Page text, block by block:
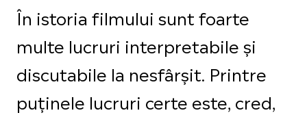
În istoria filmului sunt foarte
multe lucruri interpretabile și
discutabile la nesfârșit. Printre
puținele lucruri certe este, cred,